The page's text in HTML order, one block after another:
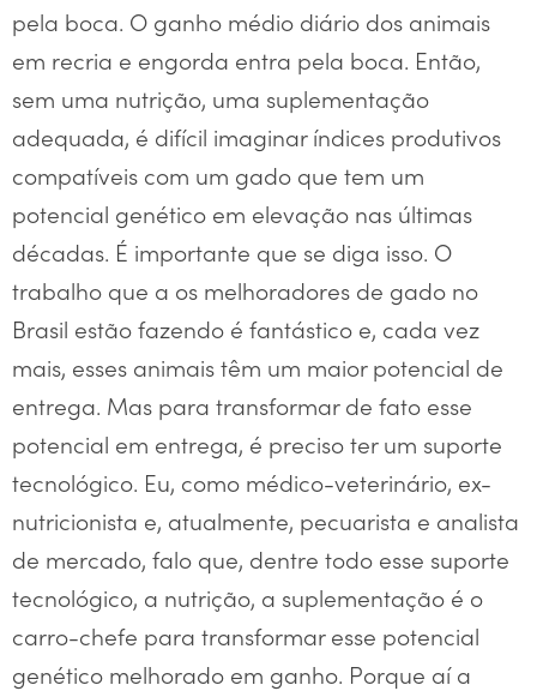
pela boca. O ganho médio diário dos animais
em recria e engorda entra pela boca. Então,
sem uma nutrição, uma suplementação
adequada, é difícil imaginar índices produtivos
compatíveis com um gado que tem um
potencial genético em elevação nas últimas
décadas. É importante que se diga isso. O
trabalho que a os melhoradores de gado no
Brasil estão fazendo é fantástico e, cada vez
mais, esses animais têm um maior potencial de
entrega. Mas para transformar de fato esse
potencial em entrega, é preciso ter um suporte
tecnológico. Eu, como médico-veterinário, ex-
nutricionista e, atualmente, pecuarista e analista
de mercado, falo que, dentre todo esse suporte
tecnológico, a nutrição, a suplementação é o
carro-chefe para transformar esse potencial
genético melhorado em ganho. Porque aí a